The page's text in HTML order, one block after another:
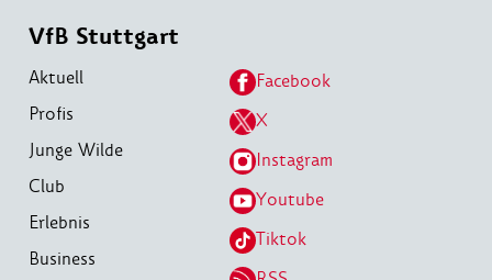
VfB Stuttgart
Aktuell
Profis
Junge Wilde
Club
Erlebnis
Business
Facebook
X
Instagram
Youtube
Tiktok